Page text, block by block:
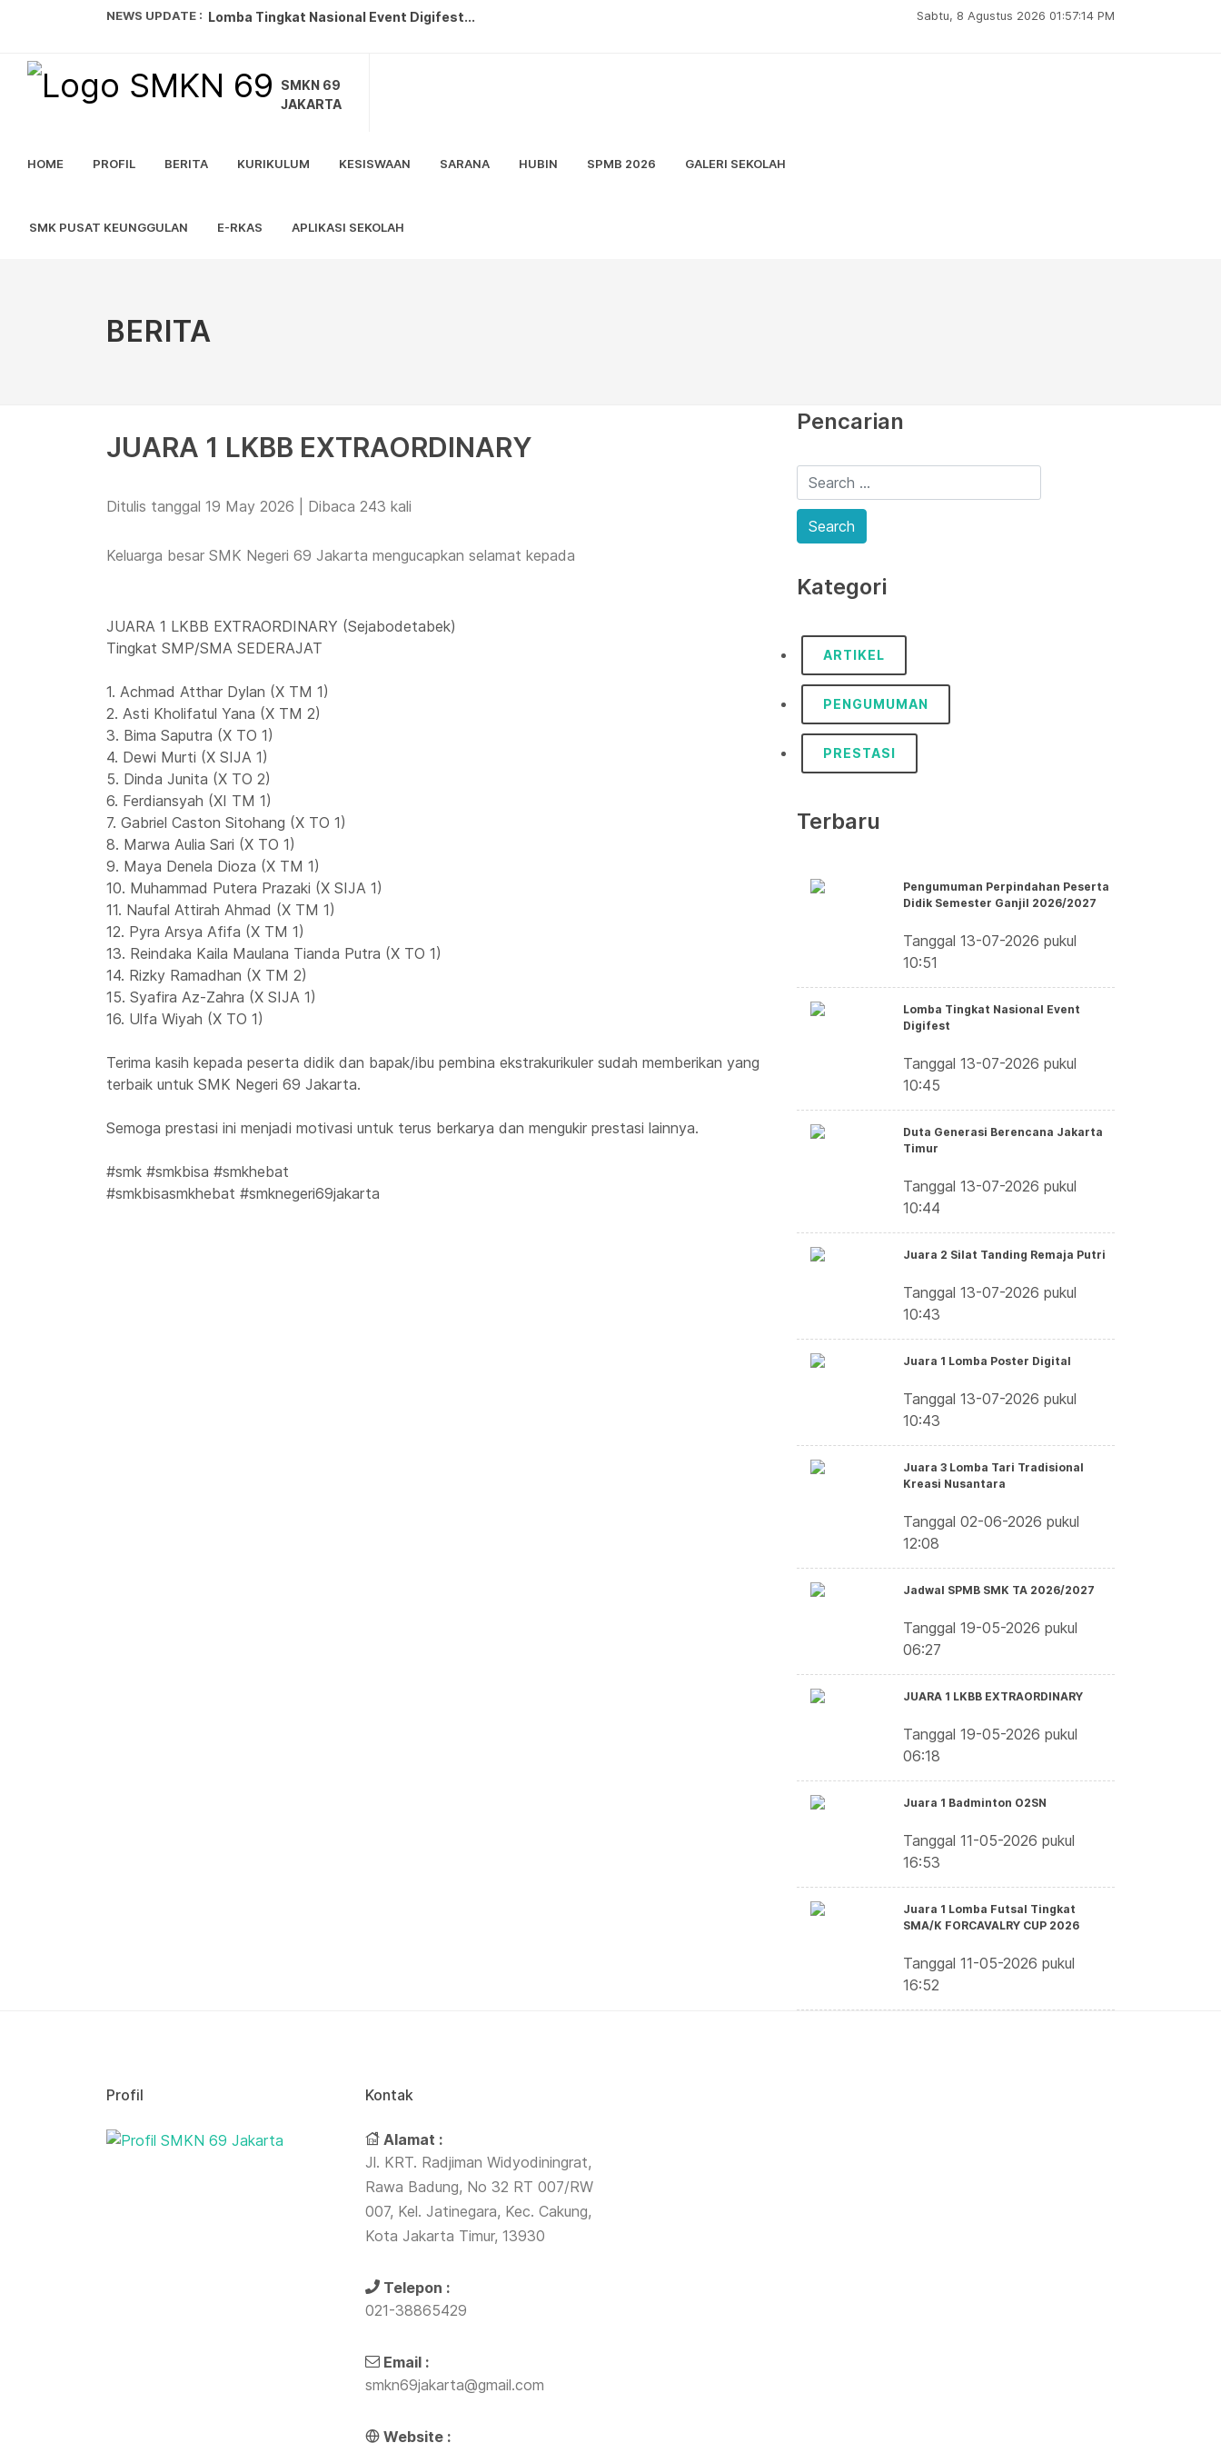
NEWS UPDATE : Lomba Tingkat Nasional Event Digifest...
Juara 2 Silat Tanding Remaja Putri ...
Juara 3 Lomba Tari Tradisional Kreasi Nusantara...
Sabtu, 8 Agustus 2026 01:57:15 PM
SMKN 69
JAKARTA
HOME PROFIL BERITA KURIKULUM KESISWAAN SARANA HUBIN SPMB 2026 GALERI SEKOLAH
SMK PUSAT KEUNGGULAN E-RKAS APLIKASI SEKOLAH
BERITA
JUARA 1 LKBB EXTRAORDINARY
Ditulis tanggal 19 May 2026 | Dibaca 243 kali
Keluarga besar SMK Negeri 69 Jakarta mengucapkan selamat kepada
JUARA 1 LKBB EXTRAORDINARY (Sejabodetabek)
Tingkat SMP/SMA SEDERAJAT
1. Achmad Atthar Dylan (X TM 1)
2. Asti Kholifatul Yana (X TM 2)
3. Bima Saputra (X TO 1)
4. Dewi Murti (X SIJA 1)
5. Dinda Junita (X TO 2)
6. Ferdiansyah (XI TM 1)
7. Gabriel Caston Sitohang (X TO 1)
8. Marwa Aulia Sari (X TO 1)
9. Maya Denela Dioza (X TM 1)
10. Muhammad Putera Prazaki (X SIJA 1)
11. Naufal Attirah Ahmad (X TM 1)
12. Pyra Arsya Afifa (X TM 1)
13. Reindaka Kaila Maulana Tianda Putra (X TO 1)
14. Rizky Ramadhan (X TM 2)
15. Syafira Az-Zahra (X SIJA 1)
16. Ulfa Wiyah (X TO 1)
Terima kasih kepada peserta didik dan bapak/ibu pembina ekstrakurikuler sudah memberikan yang
terbaik untuk SMK Negeri 69 Jakarta.
Semoga prestasi ini menjadi motivasi untuk terus berkarya dan mengukir prestasi lainnya.
#smk #smkbisa #smkhebat
#smkbisasmkhebat #smknegeri69jakarta
Pencarian
Kategori
ARTIKEL
PENGUMUMAN
PRESTASI
Terbaru
Pengumuman Perpindahan Peserta
Didik Semester Ganjil 2026/2027
Tanggal 13-07-2026 pukul
10:51
Lomba Tingkat Nasional Event
Digifest
Tanggal 13-07-2026 pukul
10:45
Duta Generasi Berencana Jakarta
Timur
Tanggal 13-07-2026 pukul
10:44
Juara 2 Silat Tanding Remaja Putri
Tanggal 13-07-2026 pukul
10:43
Juara 1 Lomba Poster Digital
Tanggal 13-07-2026 pukul
10:43
Juara 3 Lomba Tari Tradisional
Kreasi Nusantara
Tanggal 02-06-2026 pukul
12:08
Jadwal SPMB SMK TA 2026/2027
Tanggal 19-05-2026 pukul
06:27
JUARA 1 LKBB EXTRAORDINARY
Tanggal 19-05-2026 pukul
06:18
Juara 1 Badminton O2SN
Tanggal 11-05-2026 pukul
16:53
Juara 1 Lomba Futsal Tingkat
SMA/K FORCAVALRY CUP 2026
Tanggal 11-05-2026 pukul
16:52
Profil Kontak
Alamat :
Jl. KRT. Radjiman Widyodiningrat,
Rawa Badung, No 32 RT 007/RW
007, Kel. Jatinegara, Kec. Cakung,
Kota Jakarta Timur, 13930
Telepon :
021-38865429
Email :
smkn69jakarta@gmail.com
Website :